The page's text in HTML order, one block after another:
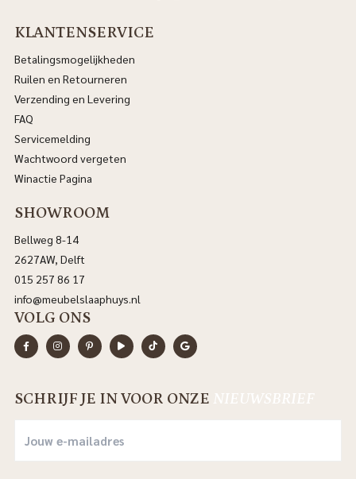
KLANTENSERVICE
Betalingsmogelijkheden
Ruilen en Retourneren
Verzending en Levering
FAQ
Servicemelding
Wachtwoord vergeten
Winactie Pagina
SHOWROOM
Bellweg 8-14
2627AW, Delft
015 257 86 17
info@meubelslaaphuys.nl
VOLG ONS
SCHRIJF JE IN VOOR ONZE NIEUWSBRIEF